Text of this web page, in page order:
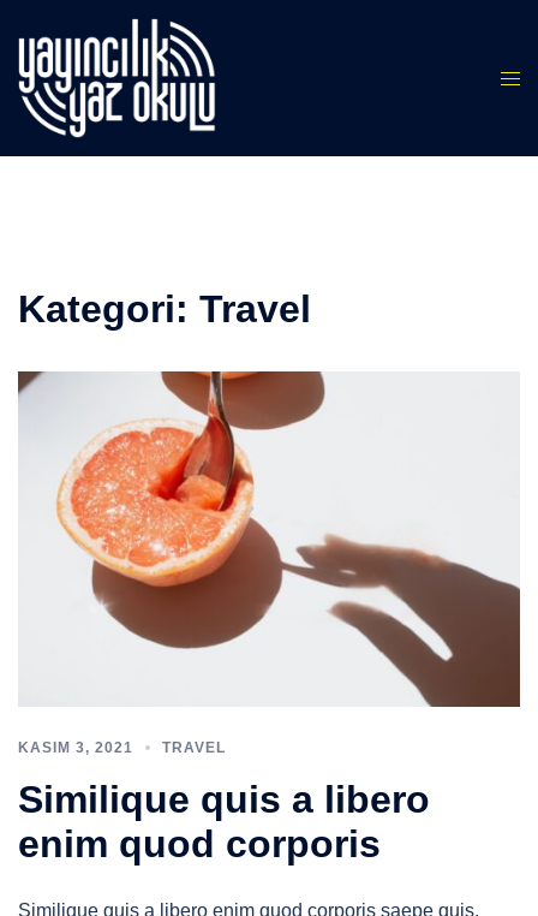
atla
Kategori: Travel
KASIM 3, 2021 TRAVEL
Similique quis a libero
enim quod corporis
Similique quis a libero enim quod corporis saepe quis.